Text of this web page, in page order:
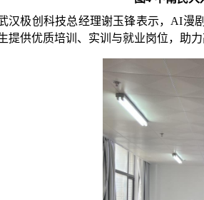
汉极创科技总经理谢玉锋表示， AI漫
提供优质培训、实训与就业岗位，助力